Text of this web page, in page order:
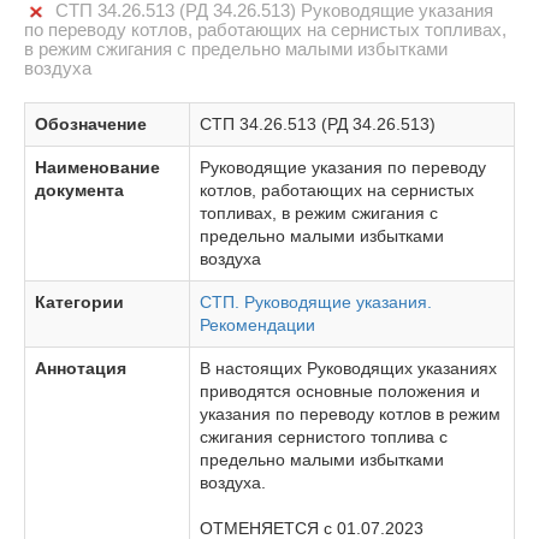
СТП 34.26.513 (РД 34.26.513) Руководящие указания
по переводу котлов, работающих на сернистых топливах,
в режим сжигания с предельно малыми избытками
воздуха
Обозначение СТП 34.26.513 (РД 34.26.513)
Наименование
документа
Руководящие указания по переводу
котлов, работающих на сернистых
топливах, в режим сжигания с
предельно малыми избытками
воздуха
Категории
СТП. Руководящие указания.
Рекомендации
Аннотация
В настоящих Руководящих указаниях
приводятся основные положения и
указания по переводу котлов в режим
сжигания сернистого топлива с
предельно малыми избытками
воздуха.
ОТМЕНЯЕТСЯ с 01.07.2023